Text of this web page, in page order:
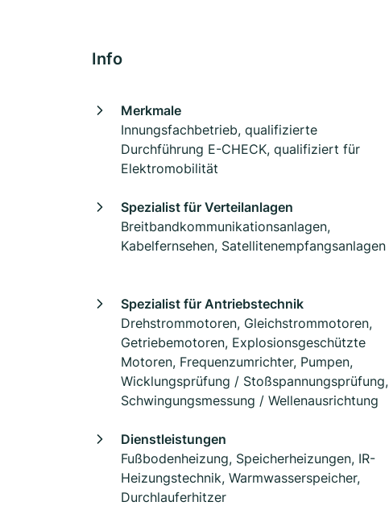
Info
Merkmale
Innungsfachbetrieb, qualifizierte
Durchführung E-CHECK, qualifiziert für
Elektromobilität
Spezialist für Verteilanlagen
Breitbandkommunikationsanlagen,
Kabelfernsehen, Satellitenempfangsanlagen
Spezialist für Antriebstechnik
Drehstrommotoren, Gleichstrommotoren,
Getriebemotoren, Explosionsgeschützte
Motoren, Frequenzumrichter, Pumpen,
Wicklungsprüfung / Stoßspannungsprüfung,
Schwingungsmessung / Wellenausrichtung
Dienstleistungen
Fußbodenheizung, Speicherheizungen, IR-
Heizungstechnik, Warmwasserspeicher,
Durchlauferhitzer